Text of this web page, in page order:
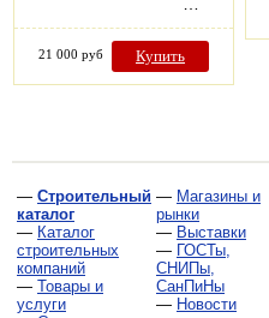
21 000 руб Купить
— Строительный
каталог
— Каталог
строительных
компаний
— Товары и
услуги
— Магазины и
рынки
— Выставки
— ГОСТы,
СНИПы,
СанПиНы
— Новости